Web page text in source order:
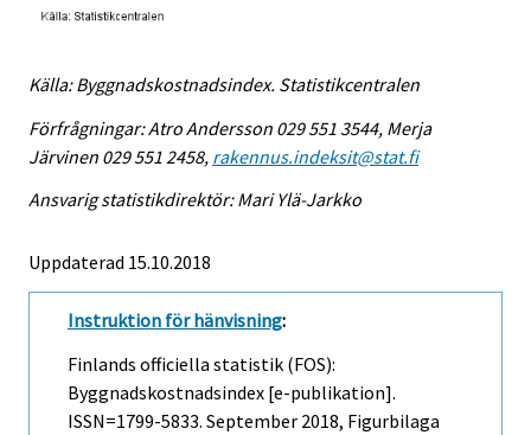
Källa: Byggnadskostnadsindex. Statistikcentralen
Förfrågningar: Atro Andersson 029 551 3544, Merja
Järvinen 029 551 2458, rakennus.indeksit@stat.fi
Ansvarig statistikdirektör: Mari Ylä-Jarkko
Uppdaterad 15.10.2018
Instruktion för hänvisning:
Finlands officiella statistik (FOS):
Byggnadskostnadsindex [e-publikation].
ISSN=1799-5833. September 2018, Figurbilaga